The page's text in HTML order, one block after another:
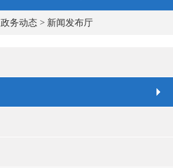
政务动态 > 新闻发布厅